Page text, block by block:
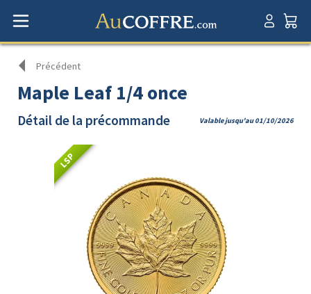
Précédent
Maple Leaf 1/4 once
Détail de la précommande Valable jusqu'au 01/10/2026
LSP